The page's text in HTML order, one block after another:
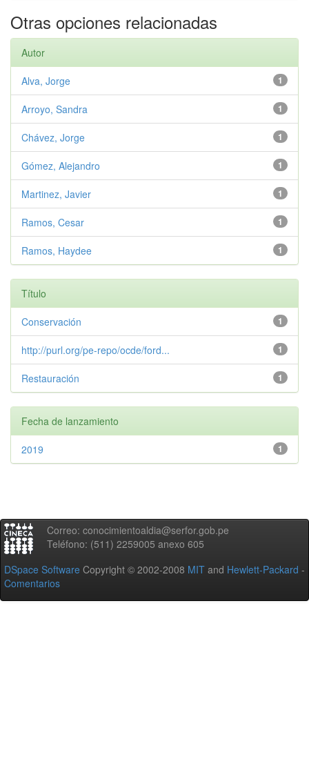
Otras opciones relacionadas
Autor
1
Alva, Jorge
1
Arroyo, Sandra
1
Chávez, Jorge
1
Gómez, Alejandro
1
Martinez, Javier
1
Ramos, Cesar
1
Ramos, Haydee
Título
1
Conservación
1
http://purl.org/pe-repo/ocde/ford...
1
Restauración
Fecha de lanzamiento
1
2019
Correo: conocimientoaldia@serfor.gob.pe
Teléfono: (511) 2259005 anexo 605
DSpace Software Copyright © 2002-2008 MIT and Hewlett-Packard -
Comentarios